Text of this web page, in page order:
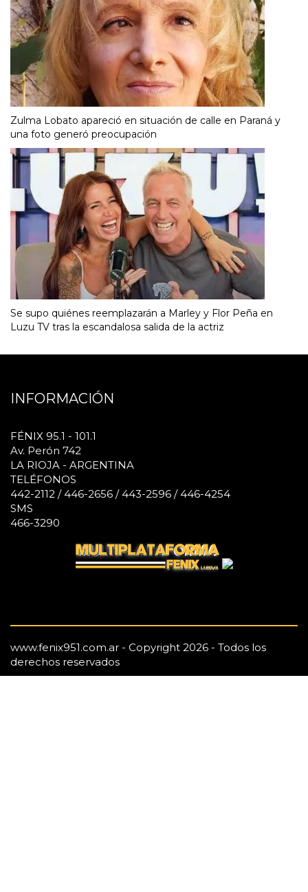
Zulma Lobato apareció en situación de calle en Paraná y
una foto generó preocupación
Se supo quiénes reemplazarán a Marley y Flor Peña en
Luzu TV tras la escandalosa salida de la actriz
INFORMACIÓN
FÉNIX 95.1 - 101.1
Av. Perón 742
LA RIOJA - ARGENTINA
TELÉFONOS
442-2112 / 446-2656 / 443-2596 / 446-4254
SMS
466-3290
www.fenix951.com.ar - Copyright 2026 - Todos los
derechos reservados